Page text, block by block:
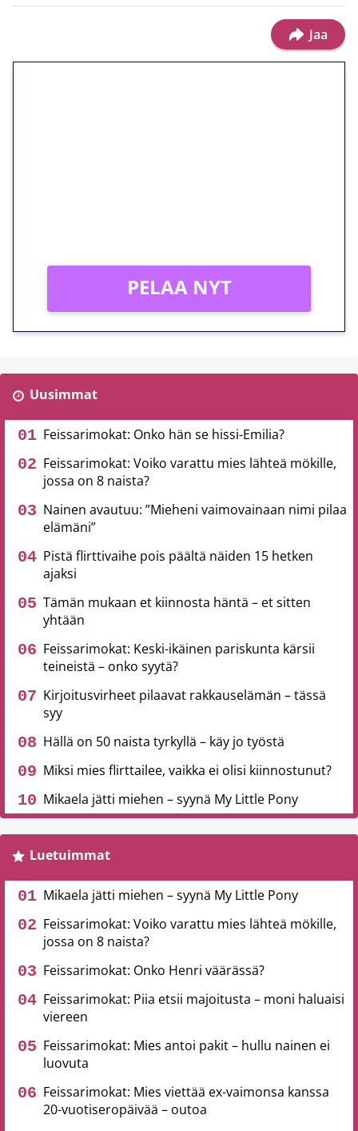
Jaa
PELAA NYT
Uusimmat
Feissarimokat: Onko hän se hissi-Emilia?
Feissarimokat: Voiko varattu mies lähteä mökille,
jossa on 8 naista?
Nainen avautuu: ”Mieheni vaimovainaan nimi pilaa
elämäni”
Pistä flirttivaihe pois päältä näiden 15 hetken
ajaksi
Tämän mukaan et kiinnosta häntä – et sitten
yhtään
Feissarimokat: Keski-ikäinen pariskunta kärsii
teineistä – onko syytä?
Kirjoitusvirheet pilaavat rakkauselämän – tässä
syy
Hällä on 50 naista tyrkyllä – käy jo työstä
Miksi mies flirttailee, vaikka ei olisi kiinnostunut?
Mikaela jätti miehen – syynä My Little Pony
Luetuimmat
Mikaela jätti miehen – syynä My Little Pony
Feissarimokat: Voiko varattu mies lähteä mökille,
jossa on 8 naista?
Feissarimokat: Onko Henri väärässä?
Feissarimokat: Piia etsii majoitusta – moni haluaisi
viereen
Feissarimokat: Mies antoi pakit – hullu nainen ei
luovuta
Feissarimokat: Mies viettää ex-vaimonsa kanssa
20-vuotiseropäivää – outoa